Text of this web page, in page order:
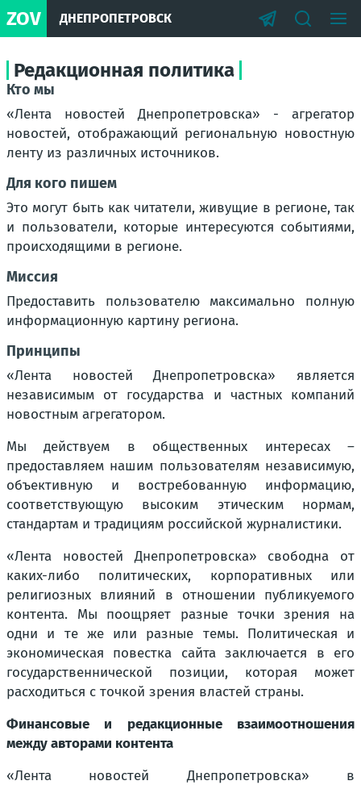
ZOV ДНЕПРОПЕТРОВСК
Редакционная политика
Кто мы
«Лента новостей Днепропетровска» - агрегатор
новостей, отображающий региональную новостную
ленту из различных источников.
Для кого пишем
Это могут быть как читатели, живущие в регионе, так
и пользователи, которые интересуются событиями,
происходящими в регионе.
Миссия
Предоставить пользователю максимально полную
информационную картину региона.
Принципы
«Лента новостей Днепропетровска» является
независимым от государства и частных компаний
новостным агрегатором.
Мы действуем в общественных интересах –
предоставляем нашим пользователям независимую,
объективную и востребованную информацию,
соответствующую высоким этическим нормам,
стандартам и традициям российской журналистики.
«Лента новостей Днепропетровска» свободна от
каких-либо политических, корпоративных или
религиозных влияний в отношении публикуемого
контента. Мы поощряет разные точки зрения на
одни и те же или разные темы. Политическая и
экономическая повестка сайта заключается в его
государственнической позиции, которая может
расходиться с точкой зрения властей страны.
Финансовые и редакционные взаимоотношения
между авторами контента
«Лента новостей Днепропетровска» в